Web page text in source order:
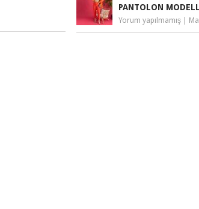
PANTOLON
Yorum yapılmamış